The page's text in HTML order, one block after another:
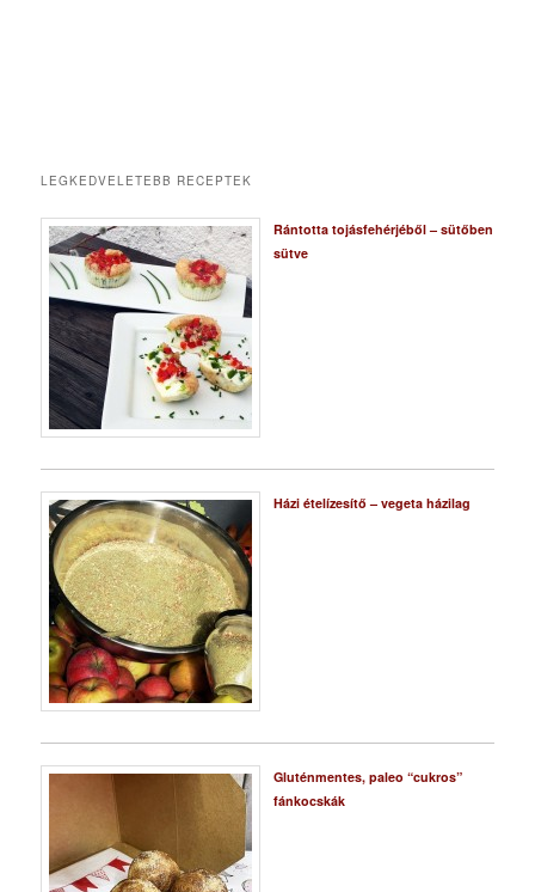
LEGKEDVELETEBB RECEPTEK
Rántotta tojásfehérjéből – sütőben
sütve
Házi ételízesítő – vegeta házilag
Gluténmentes, paleo “cukros”
fánkocskák